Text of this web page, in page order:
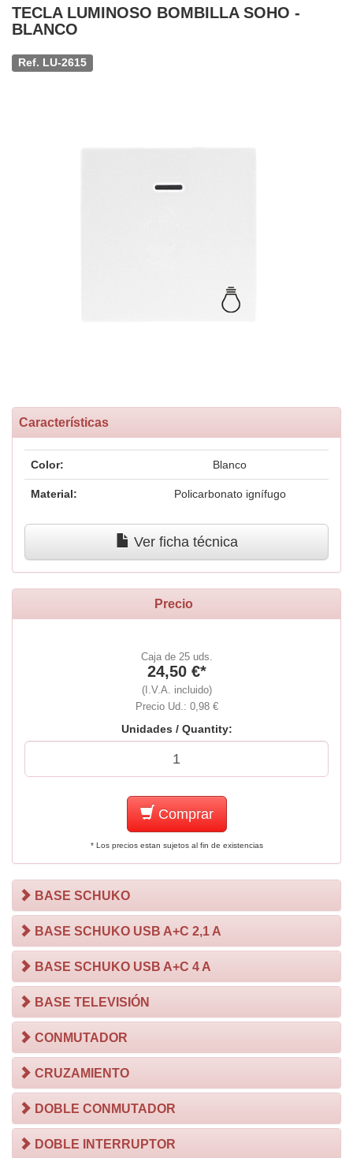
TECLA LUMINOSO BOMBILLA SOHO -
BLANCO
Ref. LU-2615
Características
Color: Blanco
Material: Policarbonato ignífugo
Ver ficha técnica
Precio
Caja de 25 uds.
24,50 €*
(I.V.A. incluido)
Precio Ud.: 0,98 €
Unidades / Quantity:
Comprar
* Los precios estan sujetos al fin de existencias
BASE SCHUKO
BASE SCHUKO USB A+C 2,1 A
BASE SCHUKO USB A+C 4 A
BASE TELEVISIÓN
CONMUTADOR
CRUZAMIENTO
DOBLE CONMUTADOR
DOBLE INTERRUPTOR